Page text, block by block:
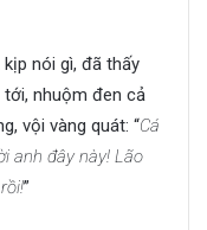
nói gì, đã thấy
nhuộm đen cả
vội vàng quát: “Cá
anh đây này! Lão
”